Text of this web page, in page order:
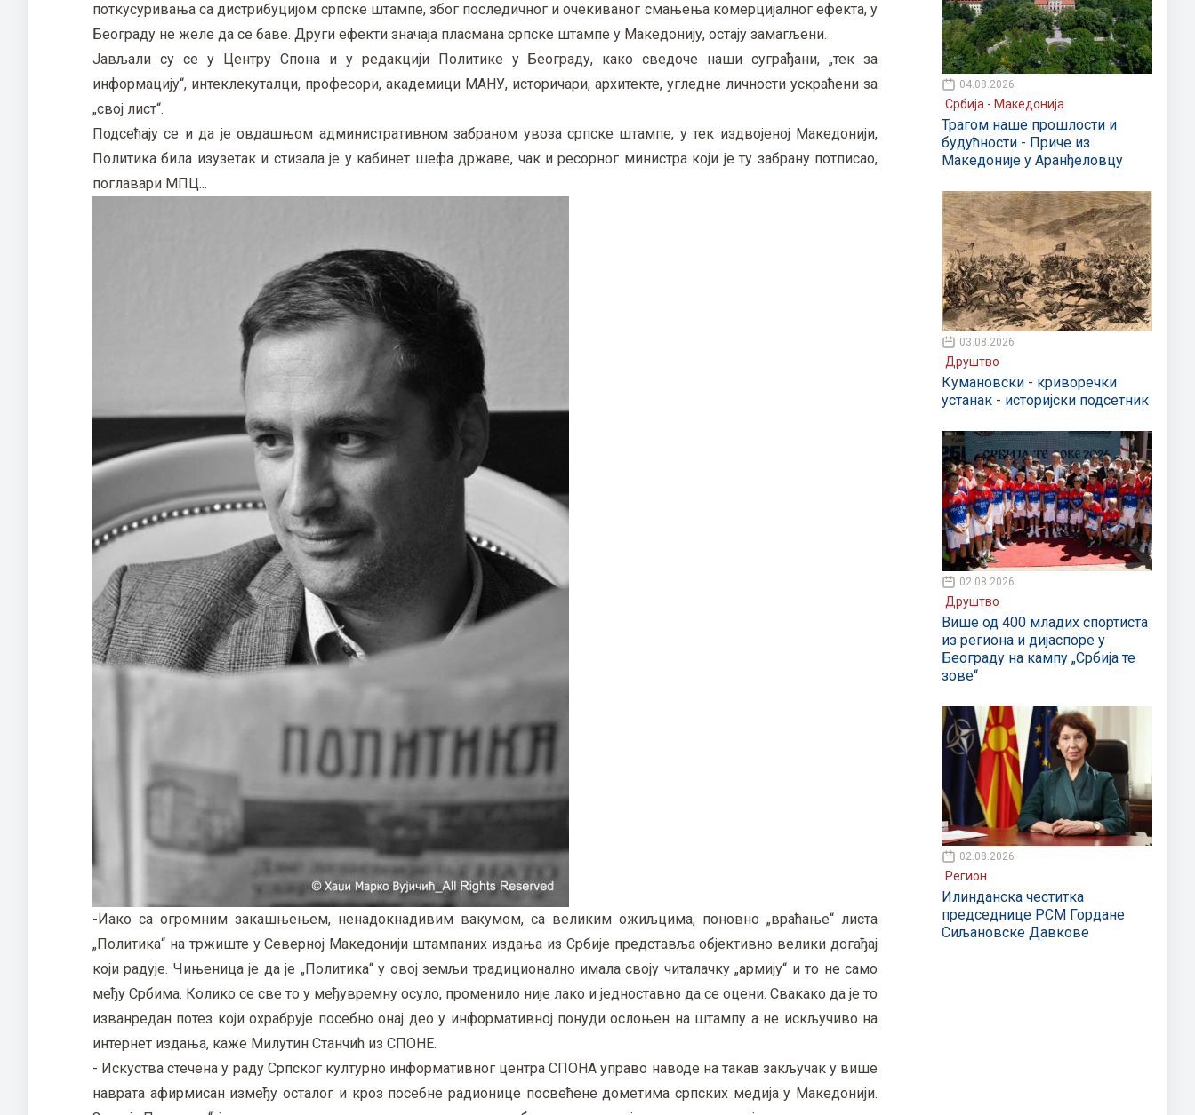
поткусуривања са дистрибуцијом српске штампе, због последичног и очекиваног смањења комерцијалног ефекта, у
Београду не желе да се баве. Други ефекти значаја пласмана српске штампе у Македонију, остају замагљени.
Јављали су се у Центру Спона и у редакцији Политике у Београду, како сведоче наши суграђани, „тек за
информацију“, интеклекуталци, професори, академици МАНУ, историчари, архитекте, угледне личности ускраћени за
„свој лист“.
Подсећају се и да је овдашњом административном забраном увоза српске штампе, у тек издвојеној Македонији,
Политика била изузетак и стизала је у кабинет шефа државе, чак и ресорног министра који је ту забрану потписао,
поглавари МПЦ...
-Иако са огромним закашњењем, ненадокнадивим вакумом, са великим ожиљцима, поновно „враћање“ листа
„Политика“ на тржиште у Северној Македонији штампаних издања из Србије представља објективно велики догађај
који радује. Чињеница је да је „Политика“ у овој земљи традиционално имала своју читалачку „армију“ и то не само
међу Србима. Колико се све то у међувремну осуло, променило није лако и једноставно да се оцени. Свакако да је то
изванредан потез који охрабрује посебно онај део у информативној понуди ослоњен на штампу а не искључиво на
интернет издања, каже Милутин Станчић из СПОНЕ.
- Искуства стечена у раду Српског културно информативног центра СПОНА управо наводе на такав закључак у више
наврата афирмисан између осталог и кроз посебне радионице посвећене дометима српских медија у Македонији.
04.08.2026
Србија - Македонија
Трагом наше прошлости и
будућности - Приче из
Македоније у Аранђеловцу
03.08.2026
Друштво
Кумановски - криворечки
устанак - историјски подсетник
02.08.2026
Друштво
Више од 400 младих спортиста
из региона и дијаспоре у
Београду на кампу „Србија те
зове“
02.08.2026
Регион
Илинданска честитка
председнице РСМ Гордане
Сиљановске Давкове